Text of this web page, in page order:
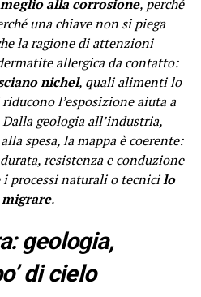
alla corrosione, perché
una chiave non si piega
la ragione di attenzioni
allergica da contatto:
nichel, quali alimenti lo
l’esposizione aiuta a
geologia all’industria,
spesa, la mappa è coerente:
resistenza e conduzione
processi naturali o tecnicilo
.
geologia,
di cielo